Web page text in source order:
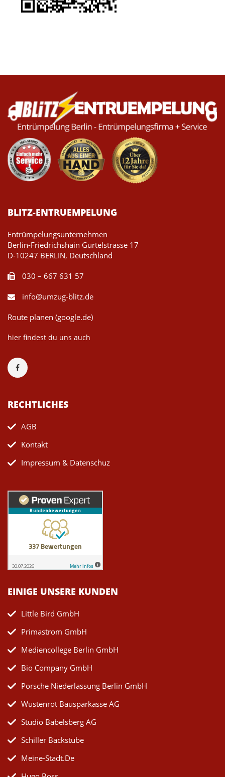
BLITZ-ENTRUEMPELUNG
Entrümpelungsunternehmen
Berlin-Friedrichshain Gürtelstrasse 17
D-10247 BERLIN, Deutschland
030 – 667 631 57
info@umzug-blitz.de
Route planen (google.de)
hier findest du uns auch
RECHTLICHES
AGB
Kontakt
Impressum & Datenschuz
EINIGE UNSERE KUNDEN
Little Bird GmbH
Primastrom GmbH
Mediencollege Berlin GmbH
Bio Company GmbH
Porsche Niederlassung Berlin GmbH
Wüstenrot Bausparkasse AG
Studio Babelsberg AG
Schiller Backstube
Meine-Stadt.de